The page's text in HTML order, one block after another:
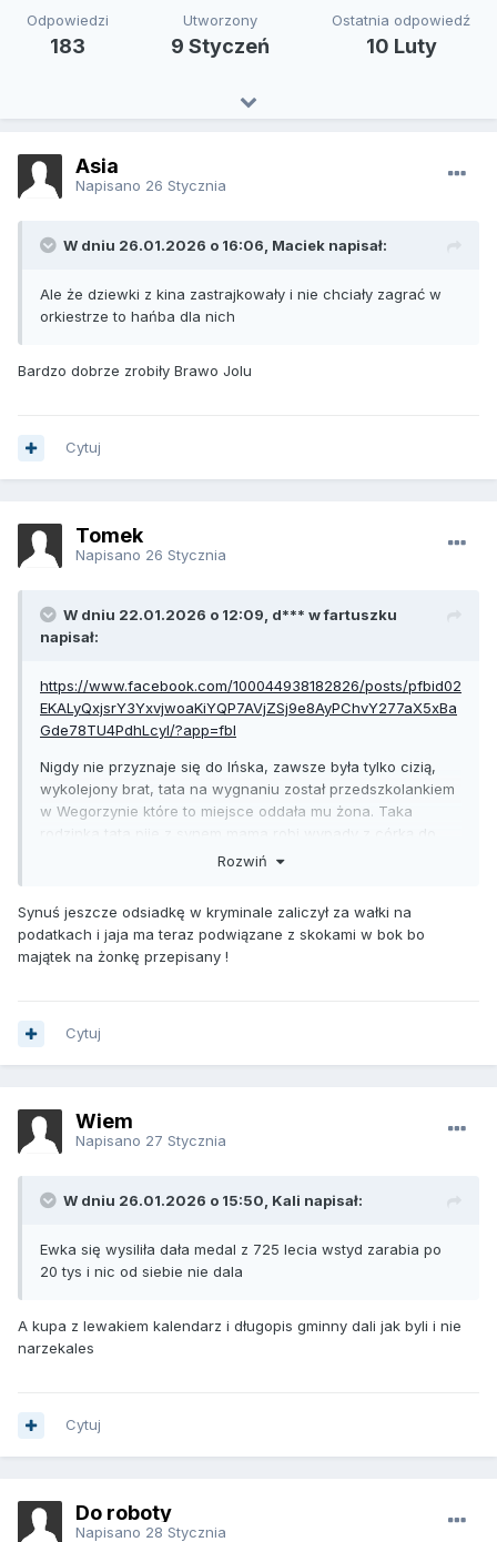
Odpowiedzi
183
Utworzony
9 Styczeń
Ostatnia odpowiedź
10 Luty
Asia
Napisano 26 Stycznia
W dniu 26.01.2026 o 16:06, Maciek napisał:
Ale że dziewki z kina zastrajkowały i nie chciały zagrać w
orkiestrze to hańba dla nich
Bardzo dobrze zrobiły Brawo Jolu
Cytuj
Tomek
Napisano 26 Stycznia
W dniu 22.01.2026 o 12:09, d*** w fartuszku
napisał:
https://www.facebook.com/100044938182826/posts/pfbid02
EKALyQxjsrY3YxvjwoaKiYQP7AVjZSj9e8AyPChvY277aX5xBa
Gde78TU4PdhLcyl/?app=fbl
Nigdy nie przyznaje się do Ińska, zawsze była tylko cizią,
wykolejony brat, tata na wygnaniu został przedszkolankiem
w Wegorzynie które to miejsce oddała mu żona. Taka
rodzinka tata pije z synem mama robi wypady z córką do
meliny. No i takie szumowiny wspierają SBeka z orkiestry.
sprzatałaś z gołym tyłkiem w fartuszku na Manhattanie.
Niech nikt nie myśli że to kłamstwa to wszystko Margaret
opowiadała w swoich ekskluzywnych wywiadach. Serio!
Rozwiń
Synuś jeszcze odsiadkę w kryminale zaliczył za wałki na
podatkach i jaja ma teraz podwiązane z skokami w bok bo
majątek na żonkę przepisany !
Cytuj
Wiem
Napisano 27 Stycznia
W dniu 26.01.2026 o 15:50, Kali napisał:
Ewka się wysiliła dała medal z 725 lecia wstyd zarabia po
20 tys i nic od siebie nie dala
A kupa z lewakiem kalendarz i długopis gminny dali jak byli i nie
narzekales
Cytuj
Do roboty
Napisano 28 Stycznia